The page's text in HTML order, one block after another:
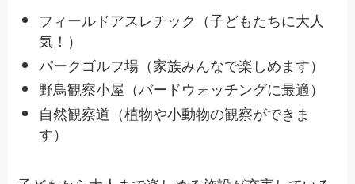
フィールドアスレチック（子どもたちに大人
気！）
パークゴルフ場（家族みんなで楽しめます）
野鳥観察小屋（バードウォッチングに最適）
自然観察道（植物や小動物の観察ができま
す）